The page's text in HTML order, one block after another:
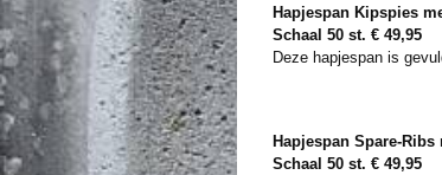
Hapjespan Kipspies
Schaal 50 st. € 49,95
Deze hapjespan is
Hapjespan Spare-
Schaal 50 st. € 49,95